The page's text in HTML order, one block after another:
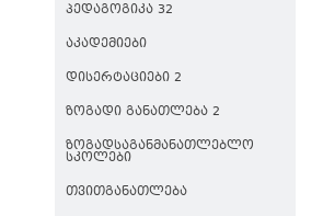
ᲞᲔᲓᲐᲒᲝᲒᲘᲙᲐ 32
ᲐᲙᲐᲓᲔᲛᲘᲔᲑᲘ
ᲓᲘᲡᲔᲠᲢᲐᲪᲘᲔᲑᲘ 2
ᲖᲝᲒᲐᲓᲘ ᲒᲐᲜᲐᲗᲚᲔᲑᲐ 2
ᲖᲝᲒᲐᲓᲡᲐᲒᲐᲜᲛᲐᲜᲐᲗᲚᲔᲑᲚᲝ
ᲡᲙᲝᲚᲔᲑᲘ
ᲗᲕᲘᲗᲒᲐᲜᲐᲗᲚᲔᲑᲐ